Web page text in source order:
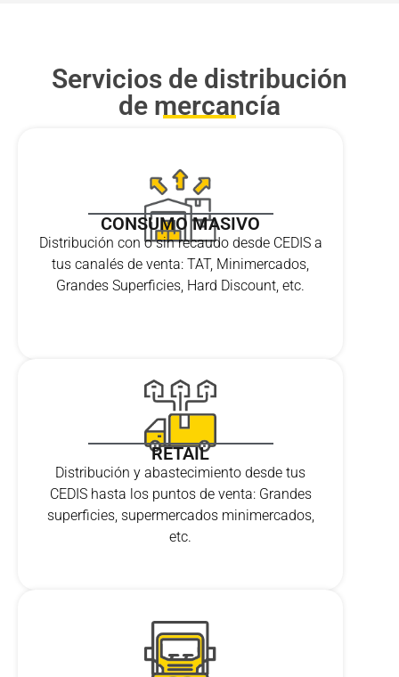
Servicios de distribución
de mercancía
CONSUMO MASIVO
Distribución con o sin recaudo desde CEDIS a
tus canalés de venta: TAT, Minimercados,
Grandes Superficies, Hard Discount, etc.
RETAIL
Distribución y abastecimiento desde tus
CEDIS hasta los puntos de venta: Grandes
superficies, supermercados minimercados,
etc.